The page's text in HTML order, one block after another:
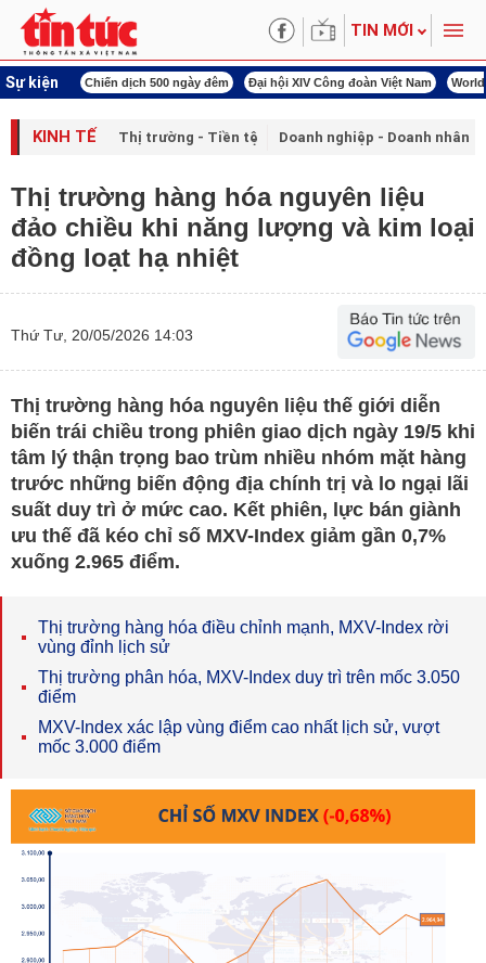
TIN MỚI
Sự kiện
ngày đêm Đại hội XIV Công đoàn Việt Nam World Cup 2026 Kỳ họp thứ
KINH TẾ Thị trường - Tiền tệ Doanh nghiệp - Doanh nhân
Thị trường hàng hóa nguyên liệu
đảo chiều khi năng lượng và kim loại
đồng loạt hạ nhiệt
Thứ Tư, 20/05/2026 14:03
Thị trường hàng hóa nguyên liệu thế giới diễn
biến trái chiều trong phiên giao dịch ngày 19/5 khi
tâm lý thận trọng bao trùm nhiều nhóm mặt hàng
trước những biến động địa chính trị và lo ngại lãi
suất duy trì ở mức cao. Kết phiên, lực bán giành
ưu thế đã kéo chỉ số MXV-Index giảm gần 0,7%
xuống 2.965 điểm.
Thị trường hàng hóa điều chỉnh mạnh, MXV-Index rời
vùng đỉnh lịch sử
Thị trường phân hóa, MXV-Index duy trì trên mốc 3.050
điểm
MXV-Index xác lập vùng điểm cao nhất lịch sử, vượt
mốc 3.000 điểm